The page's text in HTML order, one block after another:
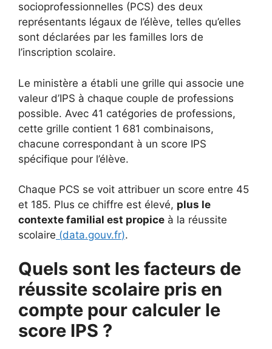
socioprofessionnelles (PCS) des deux
représentants légaux de l’élève, telles qu’elles
sont déclarées par les familles lors de
l’inscription scolaire.
Le ministère a établi une grille qui associe une
valeur d’IPS à chaque couple de professions
possible. Avec 41 catégories de professions,
cette grille contient 1 681 combinaisons,
chacune correspondant à un score IPS
spécifique pour l’élève.
Chaque PCS se voit attribuer un score entre 45
et 185. Plus ce chiffre est élevé, plus le
contexte familial est propice à la réussite
scolaire (data.gouv.fr).
Quels sont les facteurs de
réussite scolaire pris en
compte pour calculer le
score IPS ?